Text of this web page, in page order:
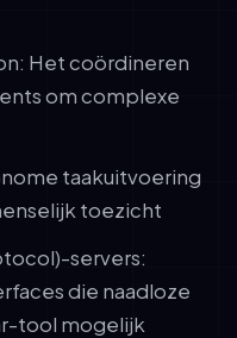
Het coördineren
om complexe
taakuitvoering
toezicht
servers:
die naadloze
tool mogelijk